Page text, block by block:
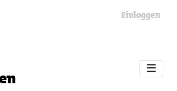
Einloggen